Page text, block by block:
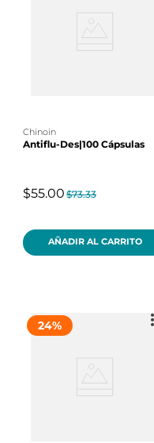
chinoin
Antiflu-Des|100 Cápsulas
$55.00 $73.33
AÑADIR AL CARRITO
24%